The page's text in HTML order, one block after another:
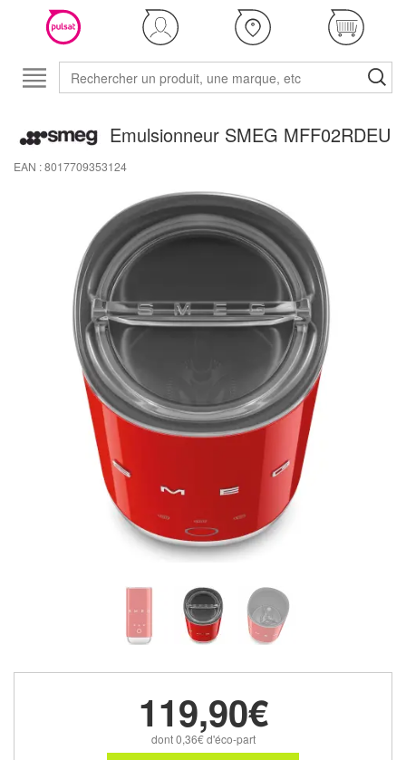
Emulsionneur SMEG MFF02RDEU
EAN : 8017709353124
119,90€
dont 0,36€ d'éco-part